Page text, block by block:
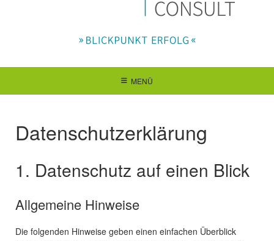
MENÜ
Datenschutz­erklärung
1. Datenschutz auf einen Blick
Allgemeine Hinweise
Die folgenden Hinweise geben einen einfachen Überblick